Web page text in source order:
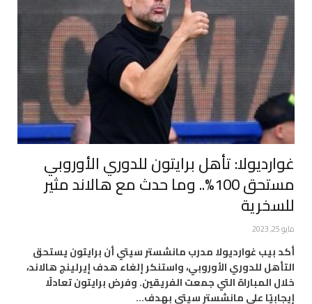
غوارديولا: تأهل برايتون للدوري الأوروبي
مستحق 100%.. وما حدث مع هالاند مثير
للسخرية
مايو 25, 2023
أكد بيب غوارديولا مدرب مانشستر سيتي أن برايتون يستحق
التأهل للدوري الأوروبي، واستنكر إلغاء هدف إيرلينج هالاند،
خلال المباراة التي جمعت الفريقين. وفرض برايتون تعادلًا
إيجابيًا على مانشستر سيتي بهدف…